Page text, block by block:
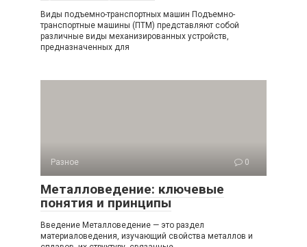
Виды подъемно-транспортных машин Подъемно-
транспортные машины (ПТМ) представляют собой
различные виды механизированных устройств,
предназначенных для
Разное 0
Металловедение: ключевые
понятия и принципы
Введение Металловедение — это раздел
материаловедения, изучающий свойства металлов и